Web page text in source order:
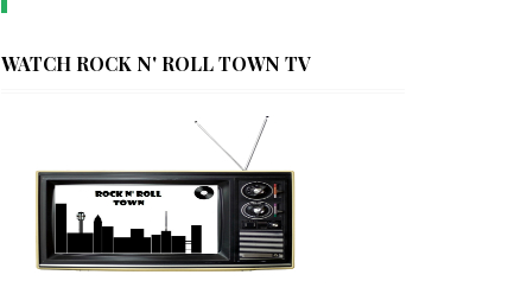
WATCH ROCK N' ROLL TOWN TV